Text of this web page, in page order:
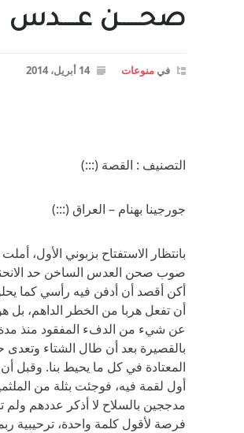
صحـــــن عــــدس
في منوعات 14 أبريل، 2014
التصنيف : القصة (:::)
جورجينا بهنام – العراق (:::)
بانتظار الاستفتاح بزبوني الأول،
صوب صحن العدس الساخن حد
أكن أقصد أن أدفن فيه رأسي كما
أن تفعل هربا من الخطر الداهم، بل
عن شيء من الدفء المفقود منذ
بالقصيرة بعد أن طال الشتاء وتعدى
المعتادة في كل ما يحيط بنا. وقبل
أول لقمة فيه، فوجئت بثلة من
مدججين بالسلاح لا أذكر عددهم ولم
فرصة لأقول كلمة واحدة، ترحيبية